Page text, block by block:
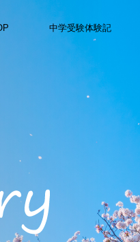
中学受験体験記